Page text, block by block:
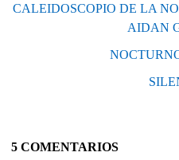
CALEIDOSCOPIO DE LA
AIDAN
5 COMENTARIOS